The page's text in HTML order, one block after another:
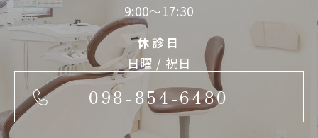
9:00～17:30
休診日
日曜 / 祝日
098-854-6480